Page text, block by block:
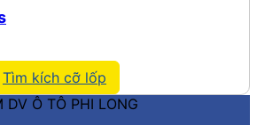
Tìm kích cỡ lốp
Ô TÔ PHI LONG